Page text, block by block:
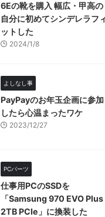
6Eの靴を購入 幅広・甲高の
自分に初めてシンデレラフ
ットした
2024/1/8
よしなし事
PayPayのお年玉企画に参加
したら心温まったワケ
2023/12/27
PCパーツ
仕事用PCのSSDを
「Samsung 970 EVO Plus
2TB PCIe」に換装した